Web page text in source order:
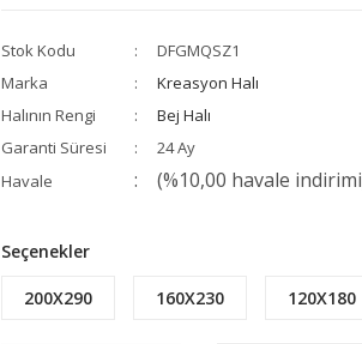
Stok Kodu
DFGMQSZ1
Marka
Kreasyon Halı
Halının Rengi
Bej Halı
Garanti Süresi
24 Ay
Havale
(%10,00 havale
Seçenekler
200X290 160X230 120X180